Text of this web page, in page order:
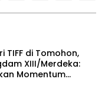
TIFF di Tomohon,
XIII/Merdeka:
Momentum